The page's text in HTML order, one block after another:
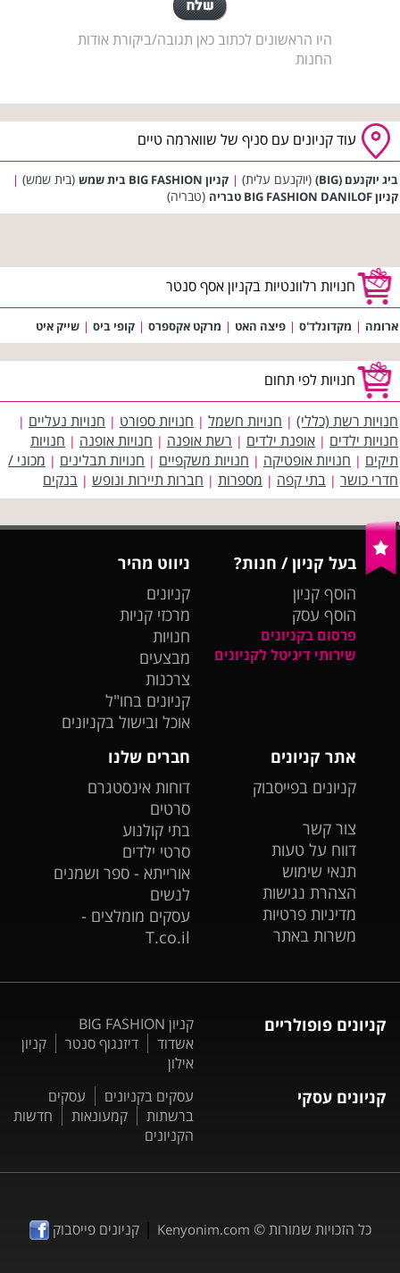
היו הראשונים לכתוב כאן תגובה/ביקורת אודות
החנות
עוד קניונים עם סניף של שווארמה טיים
ביג יוקנעם (BIG) (יוקנעם עלית) | קניון BIG FASHION בית שמש (בית שמש) |
קניון BIG FASHION DANILOF טבריה
(טבריה)
חנויות רלוונטיות בקניון אסף סנטר
ארומה | מקדונלד'ס | פיצה האט | מרקט אקספרס | קופי ביס | שייק איט
חנויות לפי תחום
חנויות רשת (כללי) | חנויות חשמל | חנויות ספורט | חנויות נעליים |
חנויות ילדים | אופנת ילדים | רשת אופנה | חנויות אופנה | חנויות
תיקים | חנויות אופטיקה | חנויות משקפיים | חנויות תבלינים | מכוני /
חדרי כושר | בתי קפה | מספרות | חברות תיירות ונופש | בנקים
בעל קניון / חנות?
הוסף קניון
הוסף עסק
פרסום בקניונים
שירותי דיגיטל לקניונים
ניווט מהיר
קניונים
מרכזי קניות
חנויות
מבצעים
צרכנות
קניונים בחו"ל
אוכל ובישול בקניונים
אתר קניונים
קניונים בפייסבוק
צור קשר
דווח על טעות
תנאי שימוש
הצהרת נגישות
מדיניות פרטיות
משרות באתר
חברים שלנו
דוחות אינסטגרם
סרטים
בתי קולנוע
סרטי ילדים
אורייתא - ספר ושמנים
לנשים
עסקים מומלצים -
T.co.il
קניונים פופולריים
קניון BIG FASHION
אשדוד
דיזנגוף סנטר
קניון
אילון
קניונים עסקי עסקים בקניונים
עסקים
ברשתות
קמעונאות
חדשות
הקניונים
כל הזכויות שמורות © Kenyonim.com
|קניונים פייסבוק